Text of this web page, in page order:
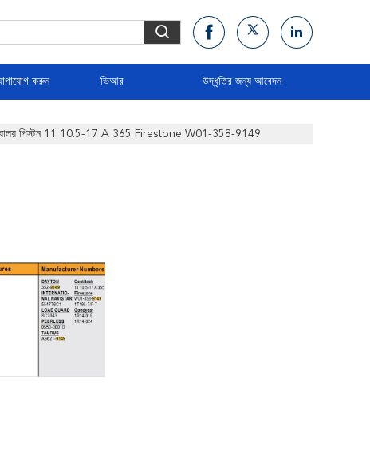
করুন ভিআর উদ্ধৃতির জন্য আবেদন
অ্যালয় পিস্টন 11 10.5-17 A 365 Firestone W01-358-9149